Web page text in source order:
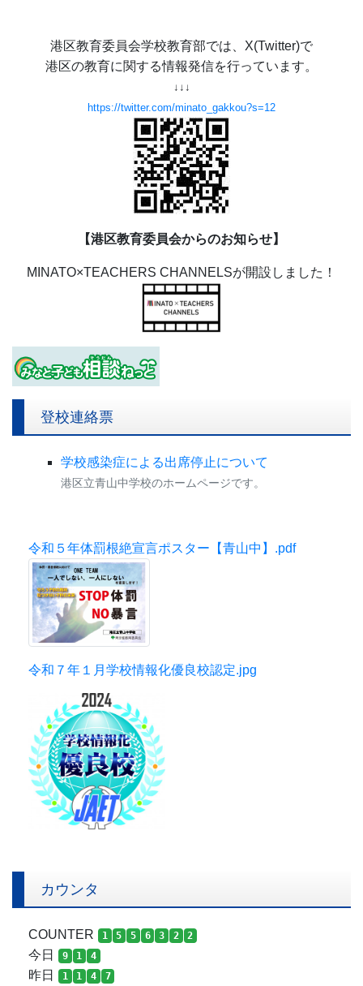
港区教育委員会学校教育部では、X(Twitter)で
港区の教育に関する情報発信を行っています。
↓↓↓
https://twitter.com/minato_gakkou?s=12
【港区教育委員会からのお知らせ】
MINATO×TEACHERS CHANNELSが開設しました！
登校連絡票
学校感染症による出席停止について
港区立青山中学校のホームページです。
令和５年体罰根絶宣言ポスター【青山中】.pdf
令和７年１月学校情報化優良校認定.jpg
カウンタ
COUNTER 1 5 5 6 3 2 2
今日 9 1 4
昨日 1 1 4 7